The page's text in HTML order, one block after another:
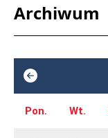
Archiwum
Pon. Wt.